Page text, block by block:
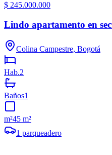
$ 245.000.000
Lindo apartamento en
Colina Campestre, Bogotá
Hab.2
Baños1
m²45 m²
1 parqueadero